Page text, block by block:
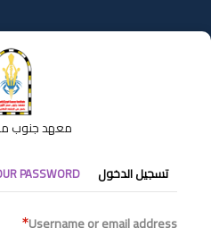
إلى
المحتوى
معهد جنوب
التبويبات
الأساسية
تسجيل الدخول PASSWORD
Username or email address